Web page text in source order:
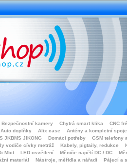
Bezpečnostní kamery Chytrá smart klika CNC
Auto doplňky Alix case Antény a kompletní spoje
JKBMS JIKONG Domácí potřeby GSM telefony
vodiče cívky metráž Kabely, pigtaily, redukce
Mbit LED osvětlení Měniče napětí DC / DC
materiál Nástroje, měřidla a nářadí Pájecí a